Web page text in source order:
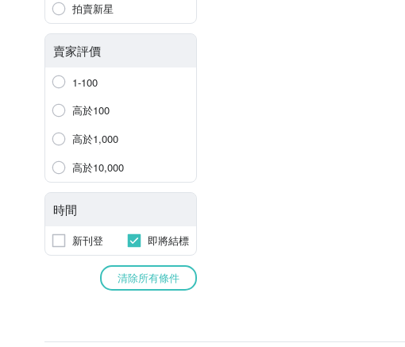
拍賣新星
賣家評價
1-100
高於100
高於1,000
高於10,000
時間
新刊登 即將結標
清除所有條件